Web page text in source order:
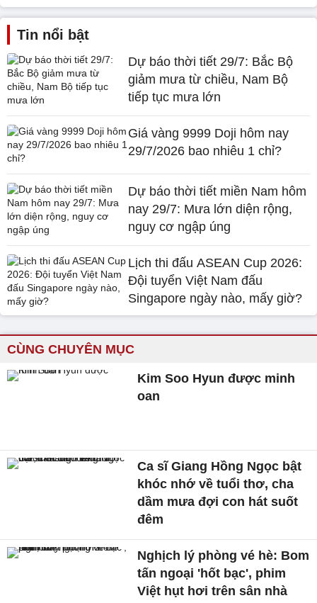
Tin nổi bật
Dự báo thời tiết 29/7: Bắc Bộ
giảm mưa từ chiều, Nam Bộ
tiếp tục mưa lớn
Giá vàng 9999 Doji hôm nay
29/7/2026 bao nhiêu 1 chỉ?
Dự báo thời tiết miền Nam hôm
nay 29/7: Mưa lớn diện rộng,
nguy cơ ngập úng
Lịch thi đấu ASEAN Cup 2026:
Đội tuyển Việt Nam đấu
Singapore ngày nào, mấy giờ?
CÙNG CHUYÊN MỤC
Kim Soo Hyun được minh
oan
Ca sĩ Giang Hồng Ngọc bật
khóc nhớ về tuổi thơ, cha
dầm mưa đợi con hát suốt
đêm
Nghịch lý phòng vé hè: Bom
tấn ngoại 'hốt bạc', phim
Việt hụt hơi trên sân nhà